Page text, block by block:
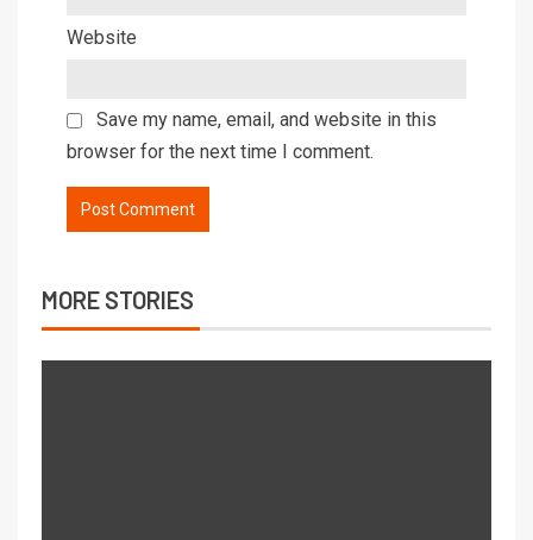
Website
Save my name, email, and website in this
browser for the next time I comment.
MORE STORIES